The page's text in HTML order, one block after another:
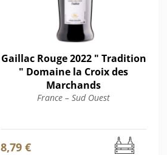
Gaillac Rouge 2022 " Tradition
" Domaine la Croix des
Marchands
France – Sud Ouest
8,79 €